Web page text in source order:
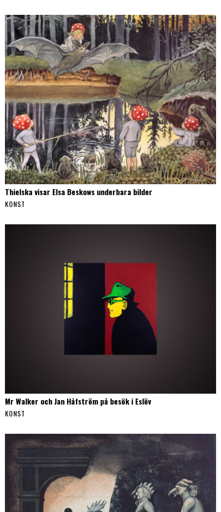
Thielska visar Elsa Beskows underbara bilder
KONST
Mr Walker och Jan Håfström på besök i Eslöv
KONST